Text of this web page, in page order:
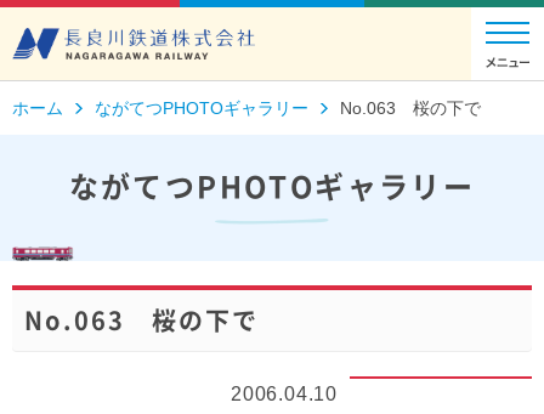
ホーム ながてつPHOTOギャラリー No.063 桜の下で
ながてつPHOTOギャラリー
No.063 桜の下で
2006.04.10